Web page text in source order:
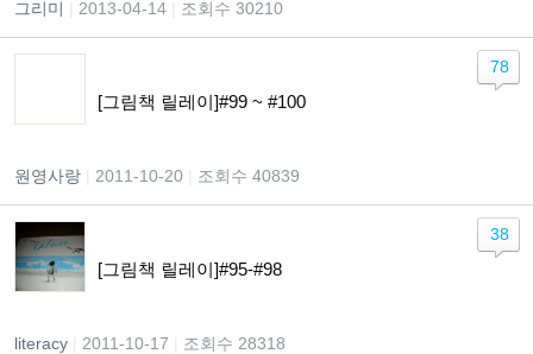
그리미 2013-04-14 조회수 30210
[그림책 릴레이]#99 ~ #100
원영사랑 2011-10-20 조회수 40839
78
[그림책 릴레이]#95-#98
literacy 2011-10-17 조회수 28318
38